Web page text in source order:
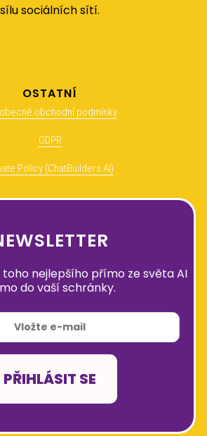
sílu sociálních sítí.
OSTATNÍ
obchodní podmínky
GDPR
Policy (ChatBuilders AI)
nejlepšího přímo ze světa AI
do vaší schránky.
PŘIHLÁSIT SE